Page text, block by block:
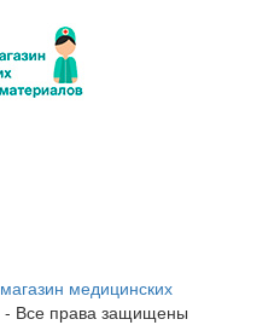
медицинских
- Все права защищены